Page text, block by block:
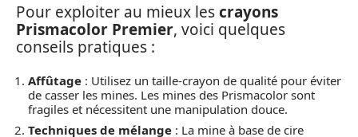
Pour exploiter au mieux lescrayons
Prismacolor Premier, voici quelques
conseils pratiques :
Affûtage : Utilisez un taille-crayon de qualité pour éviter
de casser les mines. Les mines des Prismacolor sont
fragiles et nécessitent une manipulation douce.
Techniques de mélange : La mine à base de cire